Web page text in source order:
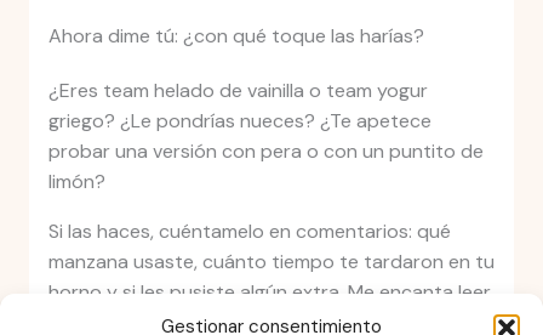
Gestionar consentimiento
Ahora dime tú: ¿con qué toque las harías?
¿Eres team helado de vainilla o team yogur
griego? ¿Le pondrías nueces? ¿Te apetece
probar una versión con pera o con un puntito de
limón?
Si las haces, cuéntamelo en comentarios: qué
manzana usaste, cuánto tiempo te tardaron en tu
horno y si les pusiste algún extra. Me encanta leer
esas mini historias de cocina real, la de verdad, la